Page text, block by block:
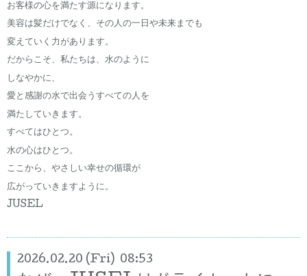
お客様の心を満たす源になります。
美容は髪だけでなく、その人の一日や未来までも
変えていく力があります。
だからこそ、私たちは、水のように
しなやかに、
愛と感謝の水で出会うすべての人を
満たしていきます。
すべてはひとつ。
水の心はひとつ。
ここから、やさしい幸せの循環が
広がっていきますように。
JUSEL
2026.02.20 (Fri) 08:53